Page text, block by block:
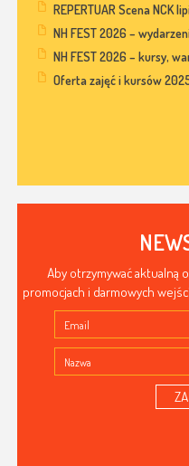
REPERTUAR Scena NCK
NH FEST 2026 –
NH FEST 2026 – kursy,
Oferta zajęć i kursów
Aby otrzymywać aktualną
promocjach i darmowych